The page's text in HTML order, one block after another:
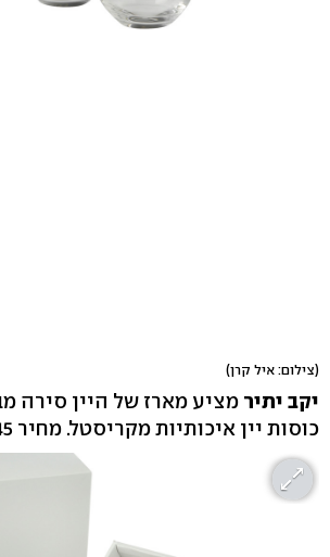
(צילום: איל קרן)
יקב יתיר
כוסות יין איכותיות מקריסטל. מחיר 145 שקל.